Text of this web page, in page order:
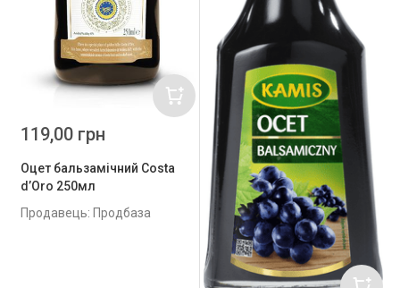
Оцет бальзамічний Costa
d’Oro 250мл
Продавець: Продбаза
119,00 грн